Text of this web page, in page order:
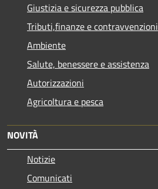
Giustizia e sicurezza pubblica
Tributi,finanze e contravvenzioni
Ambiente
Salute, benessere e assistenza
Autorizzazioni
Agricoltura e pesca
NOVITÀ
Notizie
Comunicati